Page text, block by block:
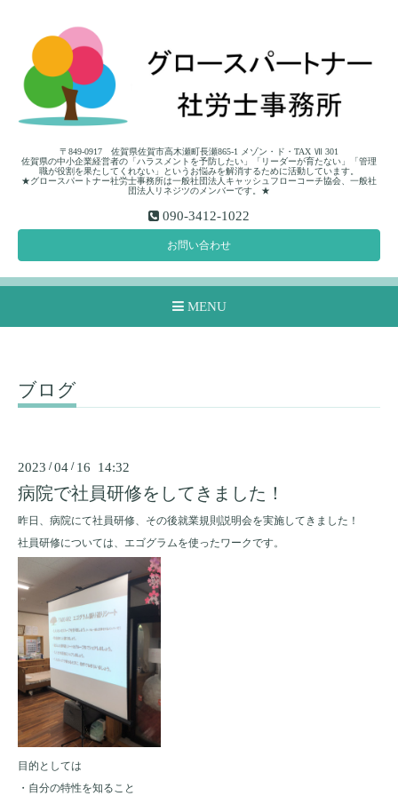
〒849-0917 佐賀県佐賀市高木瀬町長瀬865-1 メゾン・ド・TAX Ⅶ 301
佐賀県の中小企業経営者の「ハラスメントを予防したい」「リーダーが育たない」「管理
職が役割を果たしてくれない」というお悩みを解消するために活動しています。
★グロースパートナー社労士事務所は一般社団法人キャッシュフローコーチ協会、一般社
団法人リネジツのメンバーです。★
090-3412-1022
お問い合わせ
MENU
ブログ
2023 /04 / 16 14:32
病院で社員研修をしてきました！
昨日、病院にて社員研修、その後就業規則説明会を実施してきました！
社員研修については、エゴグラムを使ったワークです。
目的としては
・自分の特性を知ること